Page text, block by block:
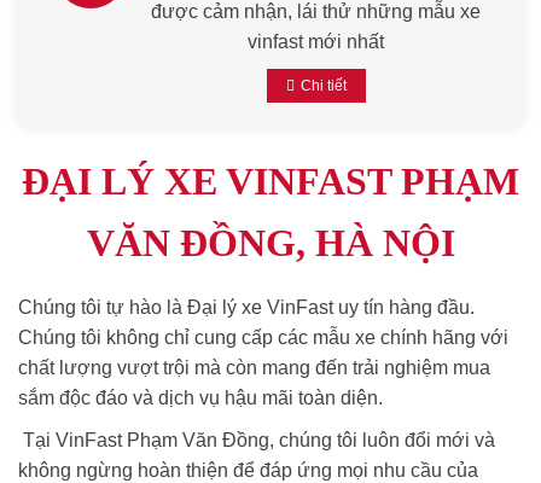
được cảm nhận, lái thử những mẫu xe
vinfast mới nhất
Chi tiết
ĐẠI LÝ XE VINFAST PHẠM
VĂN ĐỒNG, HÀ NỘI
Chúng tôi tự hào là Đại lý xe VinFast uy tín hàng đầu.
Chúng tôi không chỉ cung cấp các mẫu xe chính hãng với
chất lượng vượt trội mà còn mang đến trải nghiệm mua
sắm độc đáo và dịch vụ hậu mãi toàn diện.
Tại VinFast Phạm Văn Đồng, chúng tôi luôn đổi mới và
không ngừng hoàn thiện để đáp ứng mọi nhu cầu của